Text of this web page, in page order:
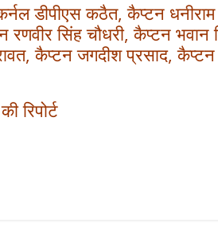
डीपीएस कठैत, कैप्टन
सिंह चौधरी, कैप्टन भवान
कैप्टन जगदीश प्रसाद,
रिपोर्ट